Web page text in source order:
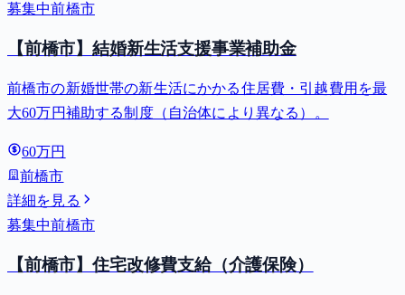
募集中前橋市
【前橋市】結婚新生活支援事業補助金
前橋市の新婚世帯の新生活にかかる住居費・引越費用を最
大60万円補助する制度（自治体により異なる）。
60万円
前橋市
詳細を見る
募集中前橋市
【前橋市】住宅改修費支給（介護保険）